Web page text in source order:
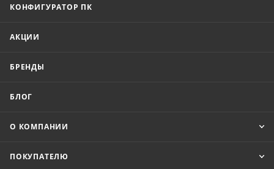
КОНФИГУРАТОР ПК
АКЦИИ
БРЕНДЫ
БЛОГ
О КОМПАНИИ
ПОКУПАТЕЛЮ